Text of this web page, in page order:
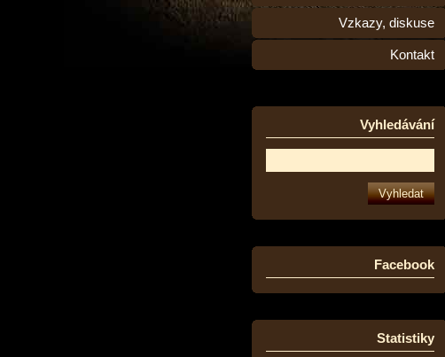
Vzkazy, diskuse
Kontakt
Vyhledávání
Facebook
Statistiky